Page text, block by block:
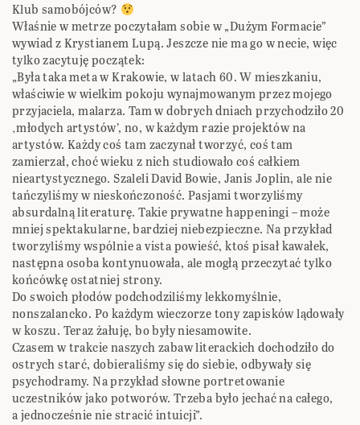
Klub samobójców?
Właśnie w metrze poczytałam sobie w „Dużym Formacie”
wywiad z Krystianem Lupą. Jeszcze nie ma go w necie, więc
tylko zacytuję początek:
„Była taka meta w Krakowie, w latach 60. W mieszkaniu,
właściwie w wielkim pokoju wynajmowanym przez mojego
przyjaciela, malarza. Tam w dobrych dniach przychodziło 20
‚młodych artystów’, no, w każdym razie projektów na
artystów. Każdy coś tam zaczynał tworzyć, coś tam
zamierzał, choć wieku z nich studiowało coś całkiem
nieartystycznego. Szaleli David Bowie, Janis Joplin, ale nie
tańczyliśmy w nieskończoność. Pasjami tworzyliśmy
absurdalną literaturę. Takie prywatne happeningi – może
mniej spektakularne, bardziej niebezpieczne. Na przykład
tworzyliśmy wspólnie a vista powieść, ktoś pisał kawałek,
następna osoba kontynuowała, ale mogłą przeczytać tylko
końcówkę ostatniej strony.
Do swoich płodów podchodziliśmy lekkomyślnie,
nonszalancko. Po każdym wieczorze tony zapisków lądowały
w koszu. Teraz żałuję, bo były niesamowite.
Czasem w trakcie naszych zabaw literackich dochodziło do
ostrych starć, dobieraliśmy się do siebie, odbywały się
psychodramy. Na przykład słowne portretowanie
uczestników jako potworów. Trzeba było jechać na całego,
a jednocześnie nie stracić intuicji”.